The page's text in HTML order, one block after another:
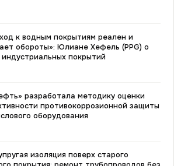
к водным покрытиям реален и
обороты»: Юлиане Хефель (PPG) о
покрытий
разработала методику оценки
противокоррозионной защиты
оборудования
изоляция поверх старого